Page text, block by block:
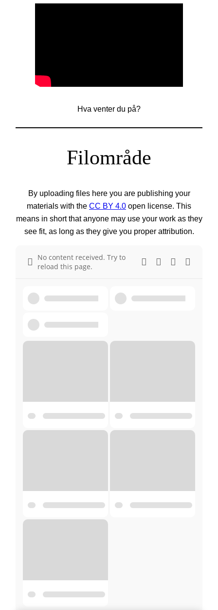
Hva venter du på?
Filområde
By uploading files here you are publishing your
materials with the CC BY 4.0 open license. This
means in short that anyone may use your work as they
see fit, as long as they give you proper attribution.
No content received. Try to
reload this page.